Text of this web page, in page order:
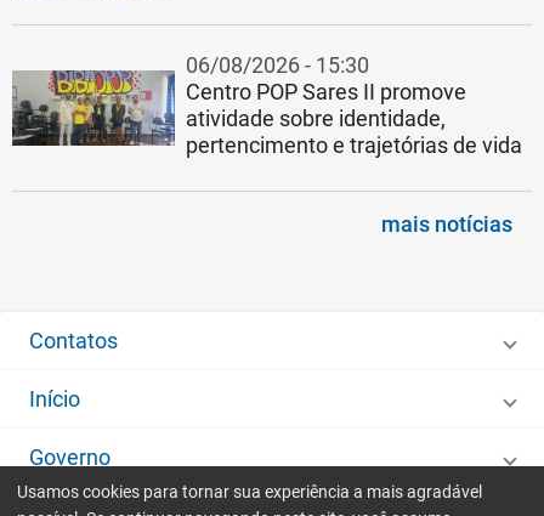
06/08/2026 - 15:30
Centro POP Sares II promove
atividade sobre identidade,
pertencimento e trajetórias de vida
mais notícias
Contatos
Início
Governo
Usamos cookies para tornar sua experiência a mais agradável